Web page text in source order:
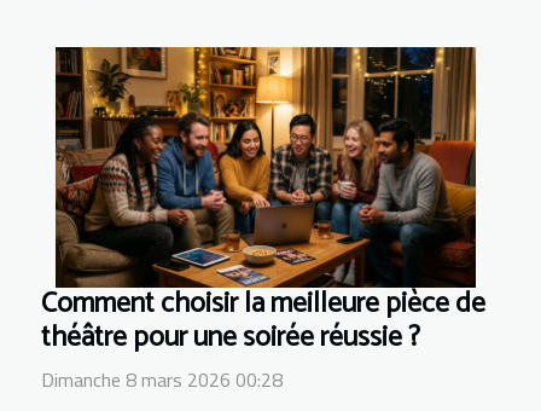
Comment choisir la meilleure pièce de
théâtre pour une soirée réussie ?
Dimanche 8 mars 2026 00:28